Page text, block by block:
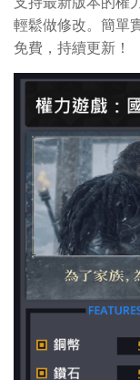
輕鬆做修改。簡單
免費，持續更新！